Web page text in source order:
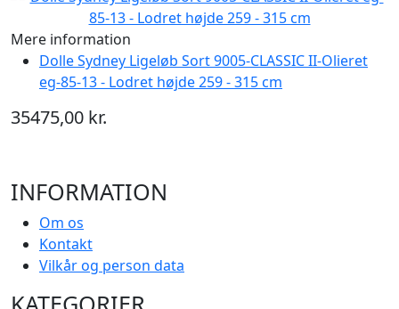
Mere information
Dolle Sydney Ligeløb Sort 9005-CLASSIC II-Olieret
eg-85-13 - Lodret højde 259 - 315 cm
35475,00 kr.
INFORMATION
Om os
Kontakt
Vilkår og person data